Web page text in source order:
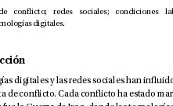
1. Introducción
seguridad; tecnologías digitales.